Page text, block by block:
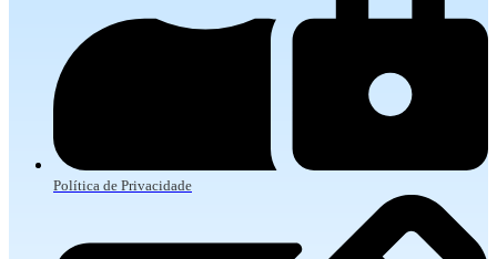
Política de Privacidade